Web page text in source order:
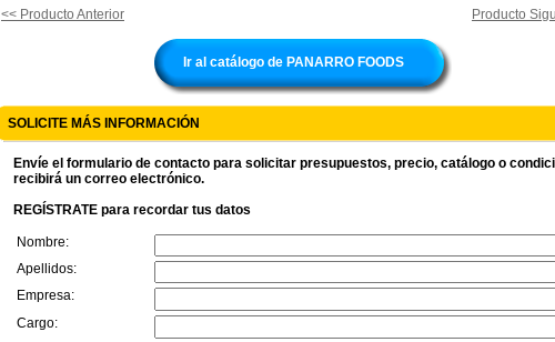
<< Producto Anterior Producto
Ir al catálogo de PANARRO FOODS
SOLICITE MÁS INFORMACIÓN
Envíe el formulario de contacto para solicitar presupuestos, precio, catálogo o
recibirá un correo electrónico.
REGÍSTRATE para recordar tus datos
Nombre:
Apellidos:
Empresa:
Cargo: